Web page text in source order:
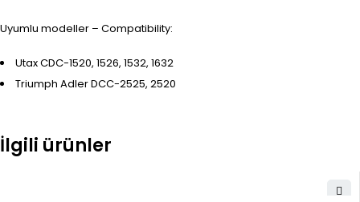
Uyumlu modeller – Compatibility:
Utax CDC-1520, 1526, 1532, 1632
Triumph Adler DCC-2525, 2520
İlgili ürünler